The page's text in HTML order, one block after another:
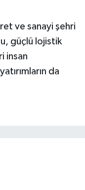
ve sanayi şehri
güçlü lojistik
insan
da